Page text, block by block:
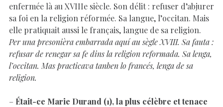
enfermée là au XVIIIe siècle. Son délit : refuser d’abjurer
sa foi en la religion réformée. Sa langue, l’occitan. Mais
elle pratiquait aussi le français, langue de sa religion.
Per una presonièra embarrada aquí au sègle XVIII. Sa fauta :
refusar de renegar sa fe dins la religion reformada. Sa lenga,
l’occitan. Mas practicava tanben lo francés, lenga de sa
religion.
– Était-ce Marie Durand (1), la plus célèbre et tenace